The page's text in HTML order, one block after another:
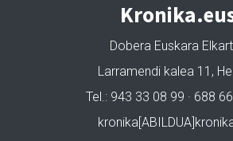
Dobera Euskara
Larramendi kalea 11,
Tel.: 943 33 08 99 · 688